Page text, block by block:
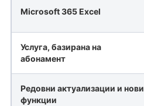
Microsoft 365 Excel
Услуга, базирана на
абонамент
Редовни актуализации и нови
функции